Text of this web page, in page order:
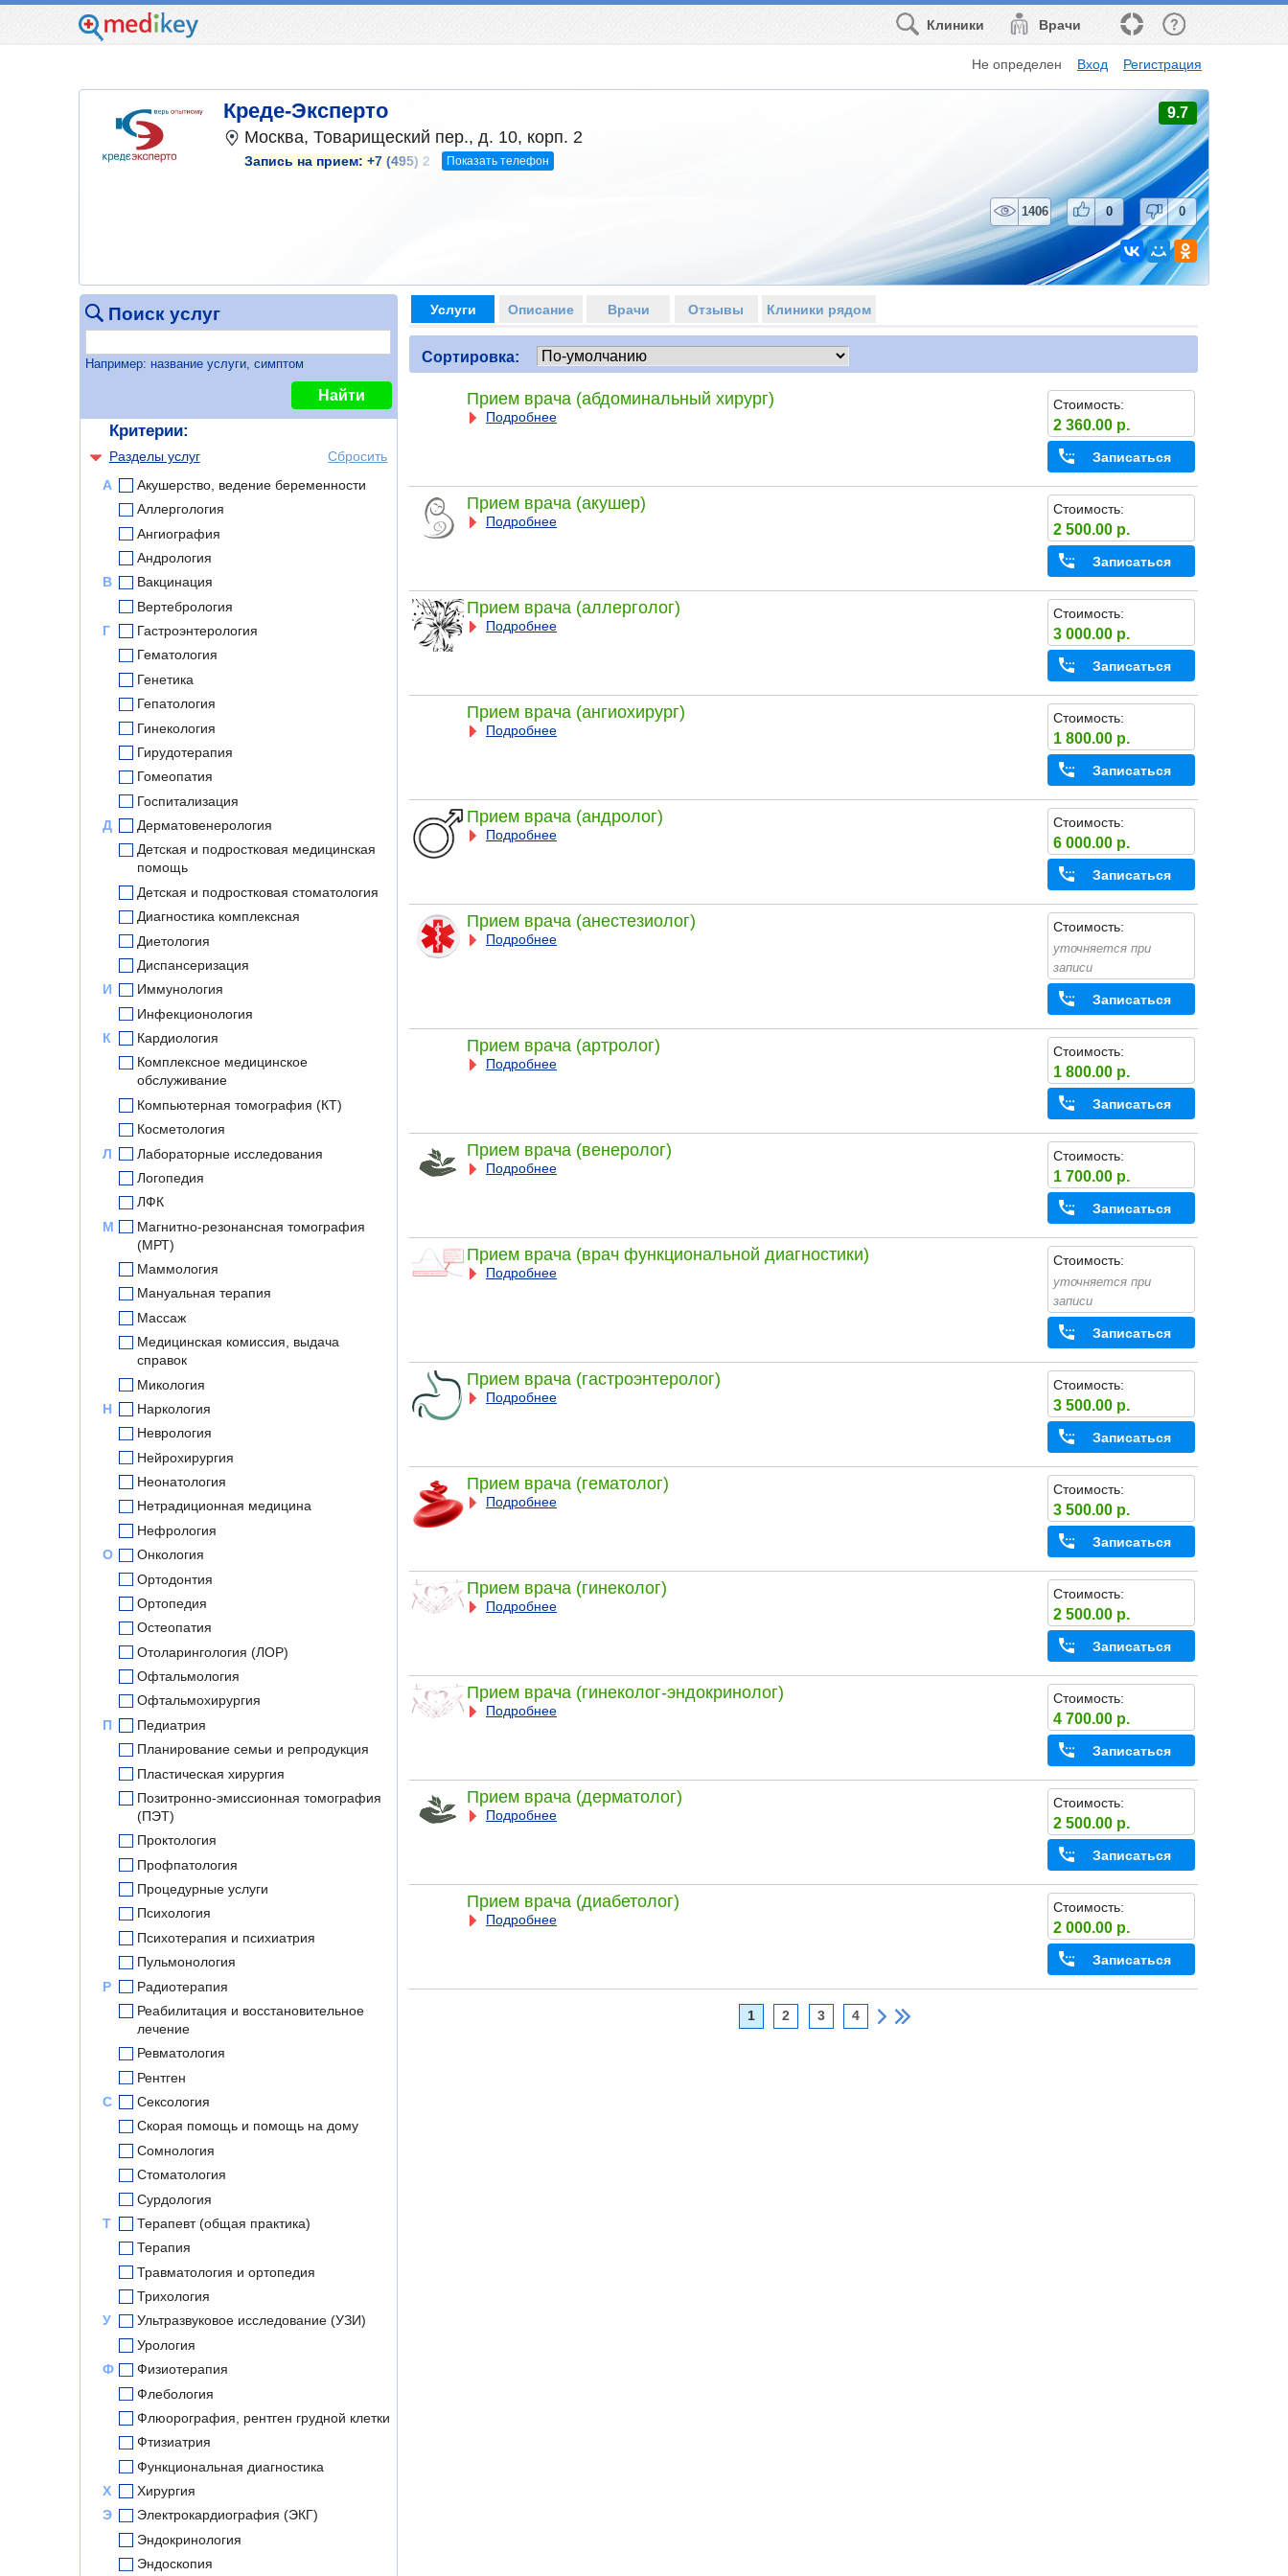
Врачи
Клиники
Не определен Вход Регистрация
Креде-Эксперто 9.7
Москва, Товарищеский пер., д. 10, корп. 2
Запись на прием: +7 (495) 2 Показать телефон
1406 0 0
Поиск услуг
Например: название услуги, симптом
Найти
Критерии:
Разделы услуг
Сбросить
А
Акушерство, ведение беременности
Аллергология
Ангиография
Андрология
В
Вакцинация
Вертебрология
Г
Гастроэнтерология
Гематология
Генетика
Гепатология
Гинекология
Гирудотерапия
Гомеопатия
Госпитализация
Д
Дерматовенерология
Детская и подростковая медицинская
помощь
Детская и подростковая стоматология
Диагностика комплексная
Диетология
Диспансеризация
И
Иммунология
Инфекционология
К
Кардиология
Комплексное медицинское
обслуживание
Компьютерная томография (КТ)
Косметология
Л
Лабораторные исследования
Логопедия
ЛФК
М
Магнитно-резонансная томография
(МРТ)
Маммология
Мануальная терапия
Массаж
Медицинская комиссия, выдача
справок
Микология
Н
Наркология
Неврология
Нейрохирургия
Неонатология
Нетрадиционная медицина
Нефрология
О
Онкология
Ортодонтия
Ортопедия
Остеопатия
Отоларингология (ЛОР)
Офтальмология
Офтальмохирургия
П
Педиатрия
Планирование семьи и репродукция
Пластическая хирургия
Позитронно-эмиссионная томография
(ПЭТ)
Проктология
Профпатология
Процедурные услуги
Психология
Психотерапия и психиатрия
Пульмонология
Р
Радиотерапия
Реабилитация и восстановительное
лечение
Ревматология
Рентген
С
Сексология
Скорая помощь и помощь на дому
Сомнология
Стоматология
Сурдология
Т
Терапевт (общая практика)
Терапия
Травматология и ортопедия
Трихология
У
Ультразвуковое исследование (УЗИ)
Урология
Ф
Физиотерапия
Флебология
Флюорография, рентген грудной клетки
Фтизиатрия
Функциональная диагностика
Х
Хирургия
Э
Электрокардиография (ЭКГ)
Эндокринология
Эндоскопия
Услуги Описание Врачи Отзывы Клиники рядом
Сортировка:
Прием врача (абдоминальный хирург)
Подробнее
Стоимость:
2 360.00 р.
Записаться
Прием врача (акушер)
Подробнее
Стоимость:
2 500.00 р.
Записаться
Прием врача (аллерголог)
Подробнее
Стоимость:
3 000.00 р.
Записаться
Прием врача (ангиохирург)
Подробнее
Стоимость:
1 800.00 р.
Записаться
Прием врача (андролог)
Подробнее
Стоимость:
6 000.00 р.
Записаться
Прием врача (анестезиолог)
Подробнее
Стоимость:
уточняется при
записи
Записаться
Прием врача (артролог)
Подробнее
Стоимость:
1 800.00 р.
Записаться
Прием врача (венеролог)
Подробнее
Стоимость:
1 700.00 р.
Записаться
Прием врача (врач функциональной диагностики)
Подробнее
Стоимость:
уточняется при
записи
Записаться
Прием врача (гастроэнтеролог)
Подробнее
Стоимость:
3 500.00 р.
Записаться
Прием врача (гематолог)
Подробнее
Стоимость:
3 500.00 р.
Записаться
Прием врача (гинеколог)
Подробнее
Стоимость:
2 500.00 р.
Записаться
Прием врача (гинеколог-эндокринолог)
Подробнее
Стоимость:
4 700.00 р.
Записаться
Прием врача (дерматолог)
Подробнее
Стоимость:
2 500.00 р.
Записаться
Прием врача (диабетолог)
Подробнее
Стоимость:
2 000.00 р.
Записаться
1 2 3 4